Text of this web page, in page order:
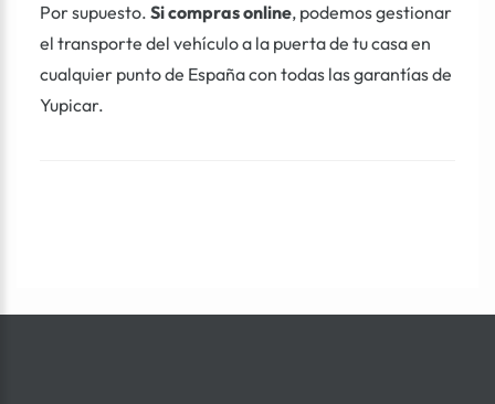
Por supuesto. Si compras online, podemos gestionar
el transporte del vehículo a la puerta de tu casa en
cualquier punto de España con todas las garantías de
Yupicar.